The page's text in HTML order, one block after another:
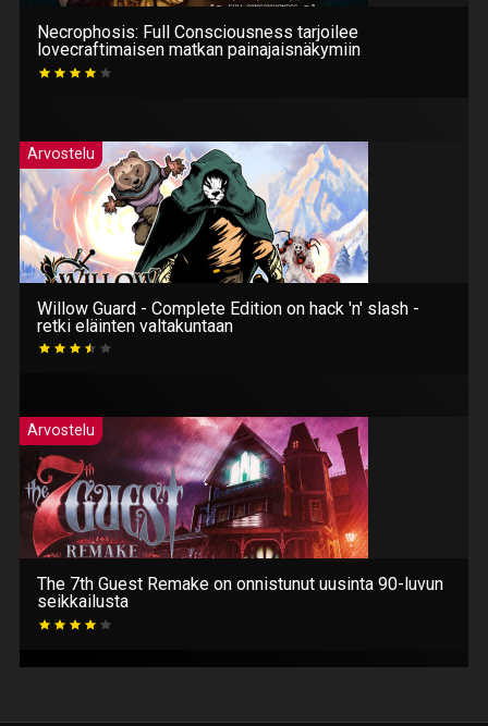
Necrophosis: Full Consciousness tarjoilee
lovecraftimaisen matkan painajaisnäkymiin
Arvostelu
Willow Guard - Complete Edition on hack 'n' slash -
retki eläinten valtakuntaan
Arvostelu
The 7th Guest Remake on onnistunut uusinta 90-luvun
seikkailusta